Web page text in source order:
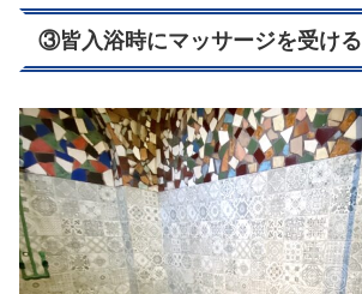
③皆入浴時にマッサージを受ける